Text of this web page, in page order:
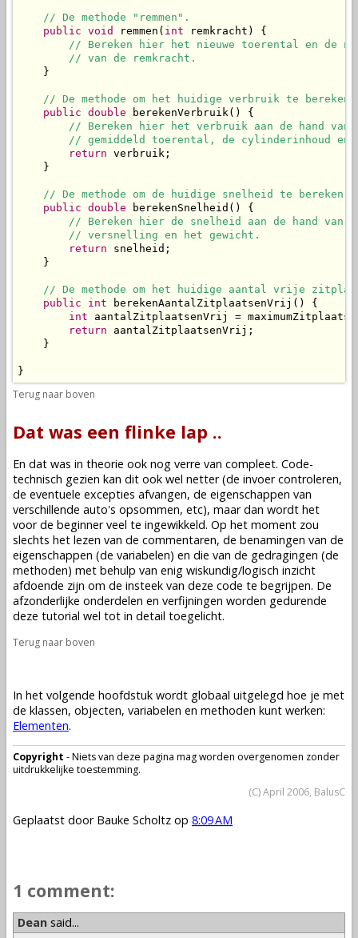
// De methode "remmen".
public void remmen( int remkracht) {
// Bereken hier het nieuwe toerental en de
// van de remkracht.
    }
// De methode om het huidige verbruik te
public double berekenVerbruik() {
// Bereken hier het verbruik aan de hand van
// gemiddeld toerental, de cylinderinhoud en
return verbruik;
    }
// De methode om de huidige snelheid te bereken
public double berekenSnelheid() {
// Bereken hier de snelheid aan de hand van
// versnelling en het gewicht.
return snelheid;
    }
// De methode om het huidige aantal vrije
public
int berekenAantalZitplaatsenVrij() {
int aantalZitplaatsenVrij =
return aantalZitplaatsenVrij;
    }
}
Terug naar boven
Dat was een flinke lap ..
En dat was in theorie ook nog verre van compleet. Code-
technisch gezien kan dit ook wel netter (de invoer controleren,
de eventuele excepties afvangen, de eigenschappen van
verschillende auto's opsommen, etc), maar dan wordt het
voor de beginner veel te ingewikkeld. Op het moment zou
slechts het lezen van de commentaren, de benamingen van de
eigenschappen (de variabelen) en die van de gedragingen (de
methoden) met behulp van enig wiskundig/logisch inzicht
afdoende zijn om de insteek van deze code te begrijpen. De
afzonderlijke onderdelen en verfijningen worden gedurende
deze tutorial wel tot in detail toegelicht.
Terug naar boven
In het volgende hoofdstuk wordt globaal uitgelegd hoe je met
de klassen, objecten, variabelen en methoden kunt werken:
Elementen.
Copyright - Niets van deze pagina mag worden overgenomen zonder
uitdrukkelijke toestemming.
(C) April 2006, BalusC
Geplaatst door Bauke Scholtz op 8:09 AM
1 comment:
Dean said...